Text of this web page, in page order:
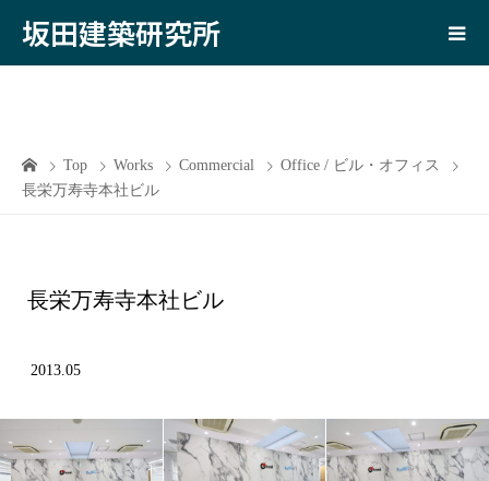
坂田建築研究所
Top Works Commercial
Office / ビル・オフィス
長栄万寿寺本社ビル
長栄万寿寺本社ビル
2013.05